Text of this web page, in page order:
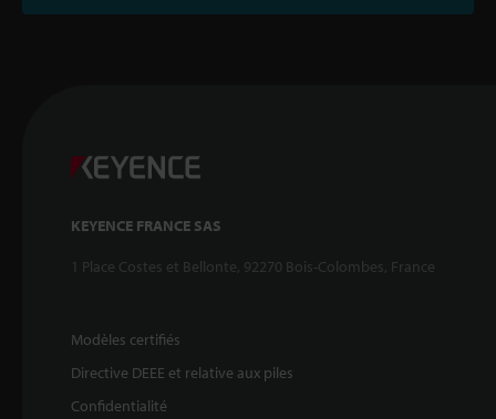
KEYENCE FRANCE SAS
1 Place Costes et Bellonte, 92270 Bois-Colombes, France
Modèles certifiés
Directive DEEE et relative aux piles
Confidentialité